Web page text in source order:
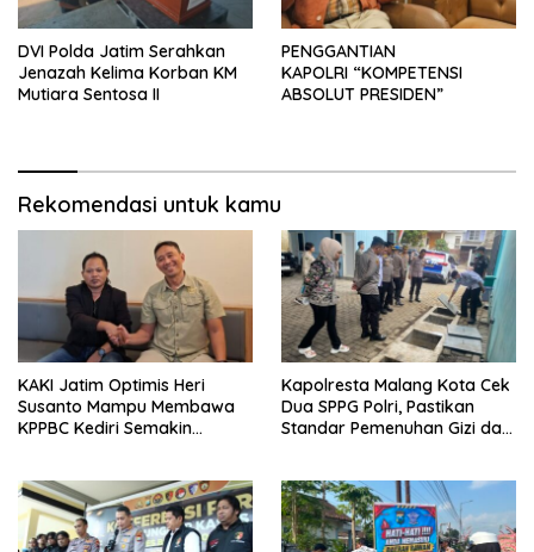
DVI Polda Jatim Serahkan
Jenazah Kelima Korban KM
Mutiara Sentosa II
PENGGANTIAN
KAPOLRI “KOMPETENSI
ABSOLUT PRESIDEN”
Rekomendasi untuk kamu
KAKI Jatim Optimis Heri
Susanto Mampu Membawa
KPPBC Kediri Semakin
Kapolresta Malang Kota Cek
Dua SPPG Polri, Pastikan
Standar Pemenuhan Gizi dan